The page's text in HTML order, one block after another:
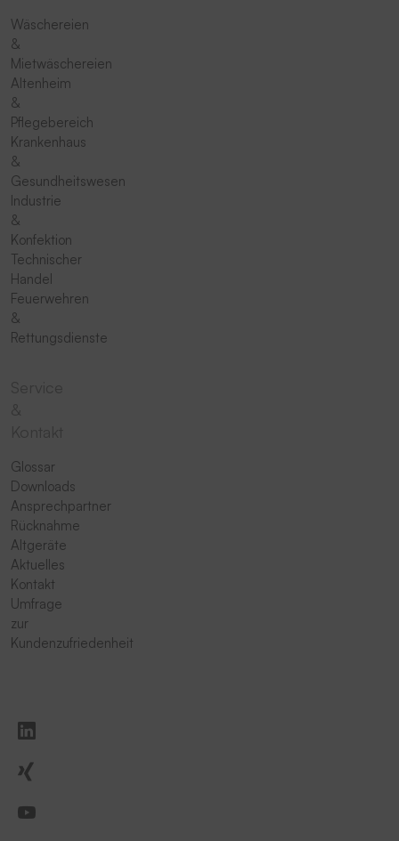
Wäschereien
&
Mietwäschereien
Altenheim
&
Pflegebereich
Krankenhaus
&
Gesundheitswesen
Industrie
&
Konfektion
Technischer
Handel
Feuerwehren
&
Rettungsdienste
Glossar
Downloads
Ansprechpartner
Rücknahme
Altgeräte
Aktuelles
Kontakt
Umfrage
zur
Kundenzufriedenheit